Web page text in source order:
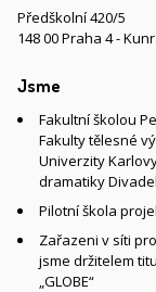
Předškolní 420/5
148 00 Praha 4 -
Jsme
Fakultní školou
Fakulty tělesné
Univerzity
dramatiky
Pilotní škola
Zařazeni v síti
jsme držitelem
„GLOBE“